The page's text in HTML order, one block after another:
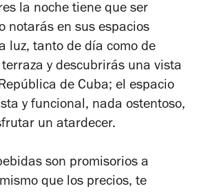
la noche tiene que ser
notarás en sus espacios
luz, tanto de día como de
y descubrirás una vista
de Cuba; el espacio
y funcional, nada ostentoso,
un atardecer.
son promisorios a
que los precios, te